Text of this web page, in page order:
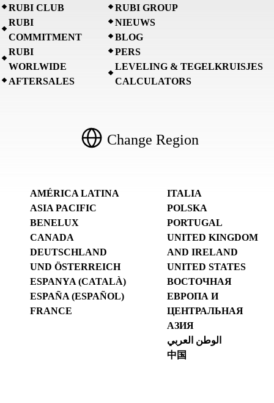
RUBI CLUB
RUBI
COMMITMENT
RUBI
WORLWIDE
AFTERSALES
RUBI GROUP
NIEUWS
BLOG
PERS
LEVELING & TEGELKRUISJES
CALCULATORS
Change Region
AMÉRICA LATINA
ASIA PACIFIC
BENELUX
CANADA
DEUTSCHLAND
UND ÖSTERREICH
ESPANYA (CATALÀ)
ESPAÑA (ESPAÑOL)
FRANCE
ITALIA
POLSKA
PORTUGAL
UNITED KINGDOM
AND IRELAND
UNITED STATES
ВОСТОЧНАЯ
ЕВРОПА И
ЦЕНТРАЛЬНАЯ
АЗИЯ
الوطن العربي
中国